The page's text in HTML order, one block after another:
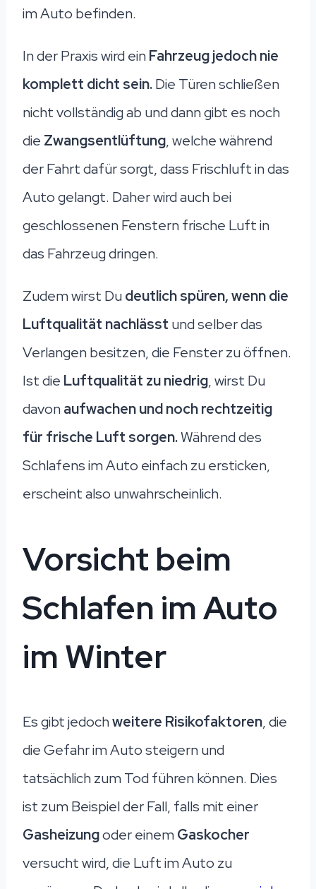
im Auto befinden.
In der Praxis wird einFahrzeug jedoch nie
komplett dicht sein.Die Türen schließen
nicht vollständig ab und dann gibt es noch
die Zwangsentlüftung, welche während
der Fahrt dafür sorgt, dass Frischluft in das
Auto gelangt. Daher wird auch bei
geschlossenen Fenstern frische Luft in
das Fahrzeug dringen.
Zudem wirst Dudeutlich spüren, wenn die
Luftqualität nachlässt und selber das
Verlangen besitzen, die Fenster zu öffnen.
Ist die Luftqualität zu niedrig, wirst Du
davonaufwachen und noch rechtzeitig
für frische Luft sorgen.Während des
Schlafens im Auto einfach zu ersticken,
erscheint also unwahrscheinlich.
Vorsicht beim
Schlafen im Auto
im Winter
Es gibt jedochweitere Risikofaktoren, die
die Gefahr im Auto steigern und
tatsächlich zum Tod führen können. Dies
ist zum Beispiel der Fall, falls mit einer
Gasheizungoder einemGaskocher
versucht wird, die Luft im Auto zu